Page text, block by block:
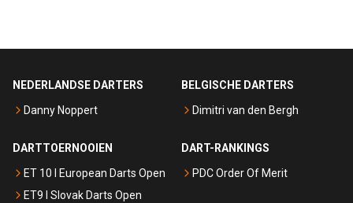
NEDERLANDSE DARTERS
Danny Noppert
BELGISCHE DARTERS
Dimitri van den Bergh
DARTTOERNOOIEN
ET 10 I European Darts Open
ET9 I Slovak Darts Open
DART-RANKINGS
PDC Order Of Merit